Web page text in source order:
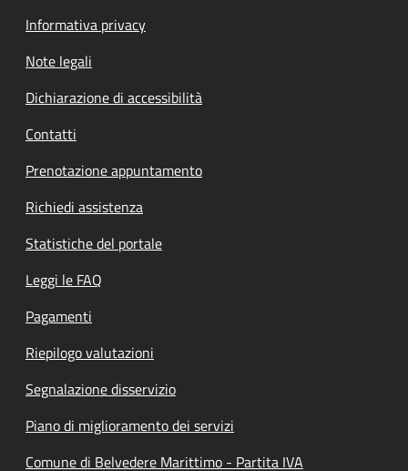
Informativa privacy
Note legali
Dichiarazione di accessibilità
Contatti
Prenotazione appuntamento
Richiedi assistenza
Statistiche del portale
Leggi le FAQ
Pagamenti
Riepilogo valutazioni
Segnalazione disservizio
Piano di miglioramento dei servizi
Comune di Belvedere Marittimo - Partita IVA